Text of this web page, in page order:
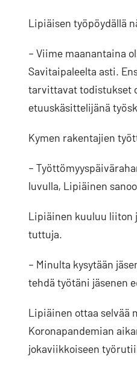
Lipiäisen työpöydällä
– Viime maanantaina
Savitaipaleelta asti.
tarvittavat todistukset
etuuskäsittelijänä
Kymen rakentajien
–
luvulla, Lipiäinen
Lipiäinen kuuluu liiton
tuttuja.
– Minulta kysytään
tehdä työtäni jäsenen
Lipiäinen ottaa selvää
Koronapandemian
jokaviikkoiseen